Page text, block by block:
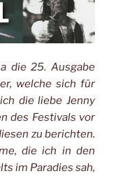
die 25. Ausgabe
welche sich für
die liebe Jenny
des Festivals vor
zu berichten.
die ich in den
im Paradies sah,